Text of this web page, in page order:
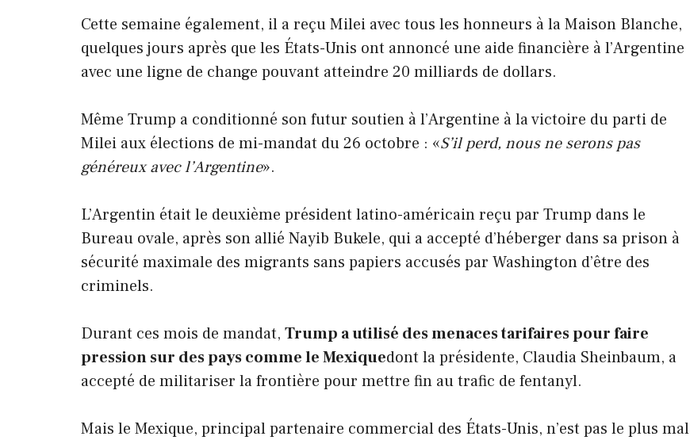
Cette semaine également, il a reçu Milei avec tous les honneurs à la Maison Blanche,
quelques jours après que les États-Unis ont annoncé une aide financière à l’Argentine
avec une ligne de change pouvant atteindre 20 milliards de dollars.
Même Trump a conditionné son futur soutien à l’Argentine à la victoire du parti de
Milei aux élections de mi-mandat du 26 octobre : «S’il perd, nous ne serons pas
généreux avec l’Argentine».
L’Argentin était le deuxième président latino-américain reçu par Trump dans le
Bureau ovale, après son allié Nayib Bukele, qui a accepté d’héberger dans sa prison à
sécurité maximale des migrants sans papiers accusés par Washington d’être des
criminels.
Durant ces mois de mandat, Trump a utilisé des menaces tarifaires pour faire
pression sur des pays comme le Mexiquedont la présidente, Claudia Sheinbaum, a
accepté de militariser la frontière pour mettre fin au trafic de fentanyl.
Mais le Mexique, principal partenaire commercial des États-Unis, n’est pas le plus mal